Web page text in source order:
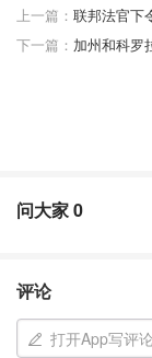
上一篇： 联邦法官下
下一篇： 加州和科罗
问大家0
评论
打开App写评论